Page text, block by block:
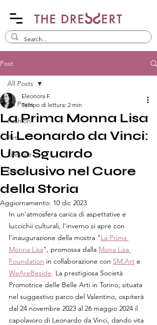
Post
All Posts
Fashion
Art
Lifestyle
Design
All Posts
La Prima Monna Lisa
di Leonardo da Vinci:
Uno Sguardo
Esclusivo nel Cuore
della Storia
Eleonora F.
Tempo di lettura: 2 min
Aggiornamento: 10 dic 2023
In un'atmosfera carica di aspettative e
luccichii culturali, l'inverno si apre con
l'inaugurazione della mostra "La Prima
Monna Lisa", promossa dalla Mona Lisa
Foundation in collaborazione con SM.Art e
WeAreBeside. La prestigiosa Società
Promotrice delle Belle Arti in Torino, situata
nel suggestivo parco del Valentino, ospiterà
dal 24 novembre 2023 al 26 maggio 2024 il
capolavoro di Leonardo da Vinci, dando vita